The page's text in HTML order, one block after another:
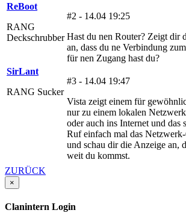
ReBoot
RANG
Deckschrubber
#2 - 14.04 19:25
Hast du nen Router? Zeigt dir
an, dass du ne Verbindung
für nen Zugang hast du?
SirLant
RANG Sucker
#3 - 14.04 19:47
Vista zeigt einem für
nur zu einem lokalen
oder auch ins Internet und das
Ruf einfach mal das
und schau dir die Anzeige an,
weit du kommst.
ZURÜCK
×
Clanintern Login